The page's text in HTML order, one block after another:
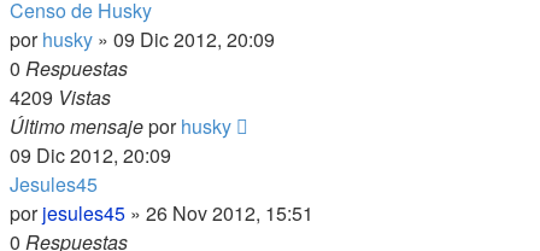
Censo de Husky
porhusky » 09 Dic 2012, 20:09
0 Respuestas
4209 Vistas
Último mensajeporhusky
09 Dic 2012, 20:09
Jesules45
porjesules45 » 26 Nov 2012, 15:51
0 Respuestas